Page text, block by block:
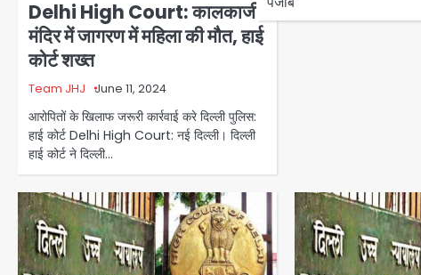
Delhi High Court: कालकाजी
मंदिर में जागरण में महिला की मौत, हाई
कोर्ट शख्‍त
Team JHJ June 11, 2024
आरोपितों के खिलाफ जरूरी कार्रवाई करे दिल्ली पुलिस:
हाई कोर्ट Delhi High Court: नई दिल्ली। दिल्ली
हाई कोर्ट ने दिल्ली…